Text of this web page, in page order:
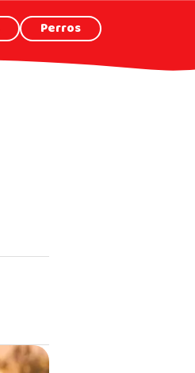
Perros